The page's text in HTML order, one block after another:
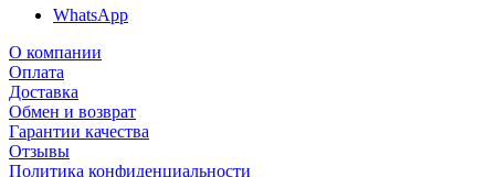
WhatsApp
О компании
Оплата
Доставка
Обмен и возврат
Гарантии качества
Отзывы
Политика конфиденциальности